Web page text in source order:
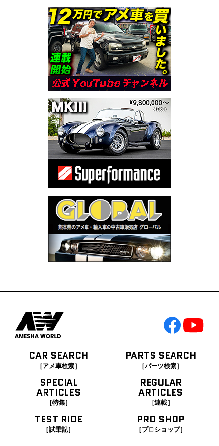
CAR SEARCH
［アメ車検索］
PARTS SEARCH
［パーツ検索］
SPECIAL
ARTICLES
［特集］
REGULAR
ARTICLES
［連載］
TEST RIDE
［試乗記］
PRO SHOP
［プロショップ］